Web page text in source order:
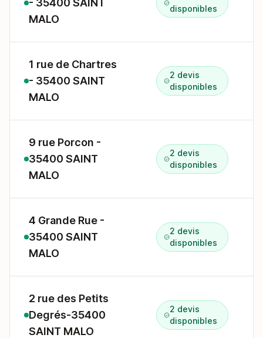
- 35400 SAINT
MALO
disponibles
1 rue de Chartres
- 35400 SAINT
MALO
2 devis
disponibles
9 rue Porcon -
35400 SAINT
MALO
2 devis
disponibles
4 Grande Rue -
35400 SAINT
MALO
2 devis
disponibles
2 rue des Petits
Degrés-35400
SAINT MALO
2 devis
disponibles